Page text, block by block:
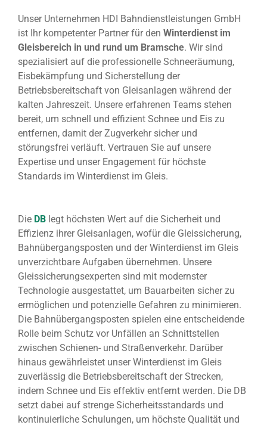
Unser Unternehmen HDI Bahndienstleistungen GmbH
ist Ihr kompetenter Partner für den Winterdienst im
Gleisbereich in und rund um Bramsche. Wir sind
spezialisiert auf die professionelle Schneeräumung,
Eisbekämpfung und Sicherstellung der
Betriebsbereitschaft von Gleisanlagen während der
kalten Jahreszeit. Unsere erfahrenen Teams stehen
bereit, um schnell und effizient Schnee und Eis zu
entfernen, damit der Zugverkehr sicher und
störungsfrei verläuft. Vertrauen Sie auf unsere
Expertise und unser Engagement für höchste
Standards im Winterdienst im Gleis.
Die DB legt höchsten Wert auf die Sicherheit und
Effizienz ihrer Gleisanlagen, wofür die Gleissicherung,
Bahnübergangsposten und der Winterdienst im Gleis
unverzichtbare Aufgaben übernehmen. Unsere
Gleissicherungsexperten sind mit modernster
Technologie ausgestattet, um Bauarbeiten sicher zu
ermöglichen und potenzielle Gefahren zu minimieren.
Die Bahnübergangsposten spielen eine entscheidende
Rolle beim Schutz vor Unfällen an Schnittstellen
zwischen Schienen- und Straßenverkehr. Darüber
hinaus gewährleistet unser Winterdienst im Gleis
zuverlässig die Betriebsbereitschaft der Strecken,
indem Schnee und Eis effektiv entfernt werden. Die DB
setzt dabei auf strenge Sicherheitsstandards und
kontinuierliche Schulungen, um höchste Qualität und